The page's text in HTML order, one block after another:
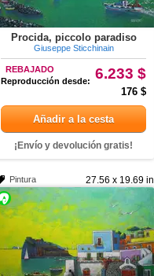
Procida, piccolo paradiso
Giuseppe Sticchinain
6.233 $
REBAJADO
Reproducción desde:
176 $
Añadir a la cesta
¡Envío y devolución gratis!
27.56 x 19.69 in
Pintura